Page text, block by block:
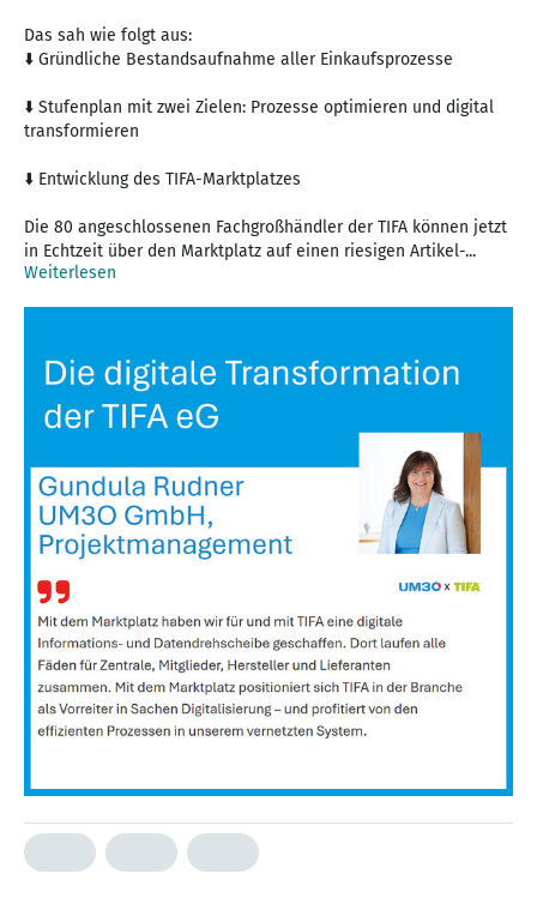
Das sah wie folgt aus:
⬇️ Gründliche Bestandsaufnahme aller Einkaufsprozesse
⬇️ Stufenplan mit zwei Zielen: Prozesse optimieren und digital
transformieren
⬇️ Entwicklung des TIFA-Marktplatzes
Die 80 angeschlossenen Fachgroßhändler der TIFA können jetzt
in Echtzeit über den Marktplatz auf einen riesigen Artikel-...
Weiterlesen